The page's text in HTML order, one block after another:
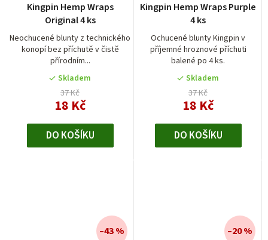
Kingpin Hemp Wraps
Original 4 ks
Neochucené blunty z technického
konopí bez příchutě v čistě
přírodním...
hodnocení
produktu
je
5,0
z
5
hvězdiček.
Skladem
37 Kč
18 Kč
DO KOŠÍKU
Kingpin Hemp Wraps Purple
4 ks
Ochucené blunty Kingpin v
příjemné hroznové příchuti
balené po 4 ks.
Skladem
37 Kč
18 Kč
DO KOŠÍKU
–43 % –20 %